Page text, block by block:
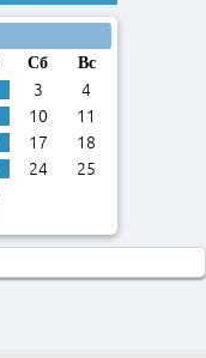
Сб Вс
3
4
10
11
17
18
24
25